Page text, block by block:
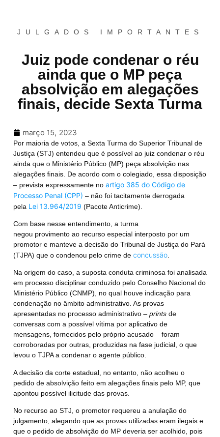
JULGADOS IMPORTANTES
Juiz pode condenar o réu
ainda que o MP peça
absolvição em alegações
finais, decide Sexta Turma
março 15, 2023
Por maioria de votos, a Sexta Turma do Superior Tribunal de
Justiça (STJ) entendeu que é possível ao juiz condenar o réu
ainda que o Ministério Público (MP) peça absolvição nas
alegações finais. De acordo com o colegiado, essa disposição
– prevista expressamente no artigo 385 do Código de
Processo Penal (CPP) – não foi tacitamente derrogada
pela Lei 13.964/2019 (Pacote Anticrime).
Com base nesse entendimento, a turma
negou provimento ao recurso especial interposto por um
promotor e manteve a decisão do Tribunal de Justiça do Pará
(TJPA) que o condenou pelo crime de concussão.
Na origem do caso, a suposta conduta criminosa foi analisada
em processo disciplinar conduzido pelo Conselho Nacional do
Ministério Público (CNMP), no qual houve indicação para
condenação no âmbito administrativo. As provas
apresentadas no processo administrativo – printsde
conversas com a possível vítima por aplicativo de
mensagens, fornecidos pelo próprio acusado – foram
corroboradas por outras, produzidas na fase judicial, o que
levou o TJPA a condenar o agente público.
A decisão da corte estadual, no entanto, não acolheu o
pedido de absolvição feito em alegações finais pelo MP, que
apontou possível ilicitude das provas.
No recurso ao STJ, o promotor requereu a anulação do
julgamento, alegando que as provas utilizadas eram ilegais e
que o pedido de absolvição do MP deveria ser acolhido, pois